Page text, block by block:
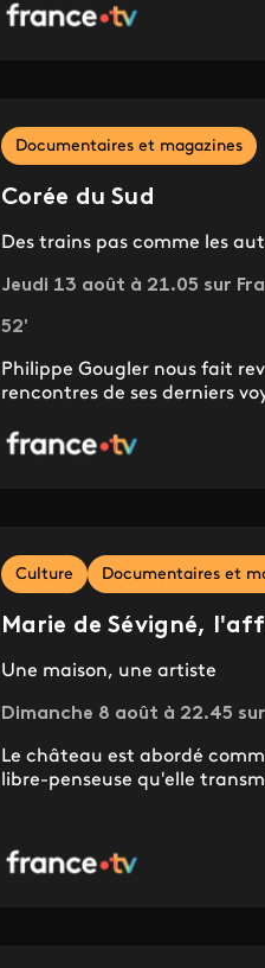
Documentaires et magazines
Corée du Sud
Des trains pas comme les
Jeudi 13 août à 21.05 sur
52'
Philippe Gougler nous fait
rencontres de ses derniers
Culture Documentaires et
Marie de Sévigné,
Une maison, une artiste
Dimanche 8 août à 22.45
Le château est abordé
libre-penseuse qu'elle